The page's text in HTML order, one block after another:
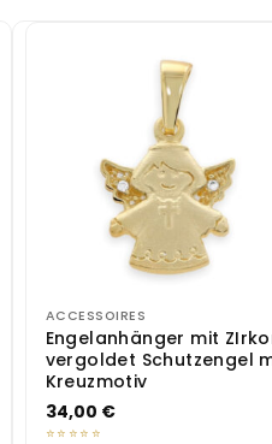
ACCESSOIRES
Engelanhänger mit
vergoldet Schutzengel
Kreuzmotiv
34,00 €